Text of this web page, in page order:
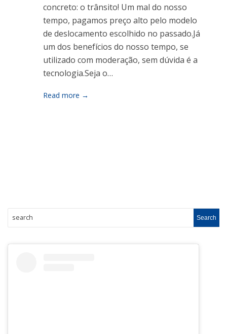
concreto: o trânsito! Um mal do nosso
tempo, pagamos preço alto pelo modelo
de deslocamento escolhido no passado.Já
um dos benefícios do nosso tempo, se
utilizado com moderação, sem dúvida é a
tecnologia.Seja o…
Read more →